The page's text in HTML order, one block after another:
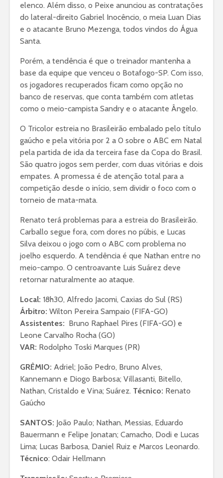
elenco. Além disso, o Peixe anunciou as contratações
do lateral-direito Gabriel Inocêncio, o meia Luan Dias
e o atacante Bruno Mezenga, todos vindos do Água
Santa.
Porém, a tendência é que o treinador mantenha a
base da equipe que venceu o Botafogo-SP. Com isso,
os jogadores recuperados ficam como opção no
banco de reservas, que conta também com atletas
como o meio-campista Sandry e o atacante Ângelo.
O Tricolor estreia no Brasileirão embalado pelo título
gaúcho e pela vitória por 2 a 0 sobre o ABC em Natal
pela partida de ida da terceira fase da Copa do Brasil.
São quatro jogos sem perder, com duas vitórias e dois
empates. A promessa é de atenção total para a
competição desde o início, sem dividir o foco com o
torneio de mata-mata.
Renato terá problemas para a estreia do Brasileirão.
Carballo segue fora, com dores no púbis, e Lucas
Silva deixou o jogo com o ABC com problema no
joelho esquerdo. A tendência é que Nathan entre no
meio-campo. O centroavante Luis Suárez deve
retornar naturalmente ao ataque.
Local: 18h30, Alfredo Jacomi, Caxias do Sul (RS)
Árbitro: Wilton Pereira Sampaio (FIFA-GO)
Assistentes: Bruno Raphael Pires (FIFA-GO) e
Leone Carvalho Rocha (GO)
VAR: Rodolpho Toski Marques (PR)
GRÊMIO: Adriel; João Pedro, Bruno Alves,
Kannemann e Diogo Barbosa; Villasanti, Bitello,
Nathan, Cristaldo e Vina; Suárez. Técnico: Renato
Gaúcho
SANTOS: João Paulo; Nathan, Messias, Eduardo
Bauermann e Felipe Jonatan; Camacho, Dodi e Lucas
Lima; Lucas Barbosa, Daniel Ruiz e Marcos Leonardo.
Técnico: Odair Hellmann